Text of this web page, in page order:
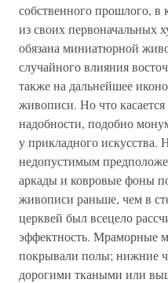
собственного прошлого, в
из своих первоначальных
обязана миниатюрной
случайного влияния
также на дальнейшее
живописи. Но что
надобности, подобно
у прикладного искусства.
недопустимым
аркады и ковровые фоны
живописи раньше, чем в
церквей был всецело
эффектность. Мраморные
покрывали полы; нижние
дорогими ткаными или